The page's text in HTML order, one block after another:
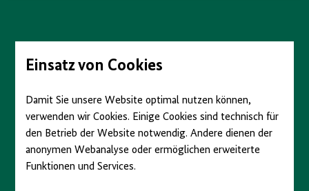
Seiteninhalt
springenEinsatz von Cookies
Damit Sie unsere Website optimal nutzen können,
verwenden wir Cookies. Einige Cookies sind technisch für
den Betrieb der Website notwendig. Andere dienen der
anonymen Webanalyse oder ermöglichen erweiterte
Funktionen und Services.